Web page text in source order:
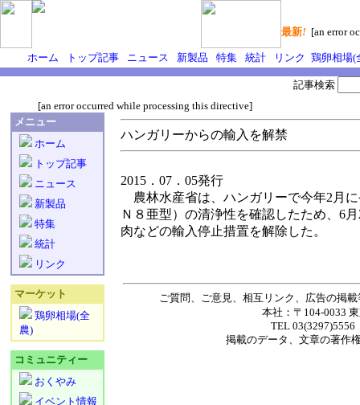
最新! [an error
ホーム トップ記事 ニュース 新製品 特集 統計 リンク 鶏卵相場(
[an error occurred while processing this directive]
記事検索
メニュー
ホーム
トップ記事
ニュース
新製品
特集
統計
リンク
マーケット
鶏卵相場(全
農)
コミュニティー
おくやみ
イベント情報
ハンガリーからの輸入を解禁
2015．07．05発行
農林水産省は、ハンガリーで今年2月
Ｎ８亜型）の清浄性を確認したため、6
肉などの輸入停止措置を解除した。
ご質問、ご意見、相互リンク、広告の掲
本社：〒104-0033
TEL
掲載のデータ 、 文章の著作